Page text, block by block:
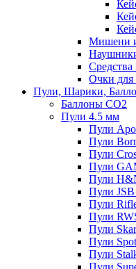
Мишени и
Очки для
Пули, Шарики,
Баллоны CO2
Пули 4.5 мм
Пули
Пули
Пули
Пули
Пули
Пули
Пули
Пули
Пули
Пули
Пули
Пули